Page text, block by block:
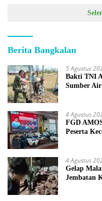
Berita Bangkalan
5 Agustus
Bakti TNI
Sumber
4 Agustus
FGD
Peserta
4 Agustus
Gelap
Jembatan